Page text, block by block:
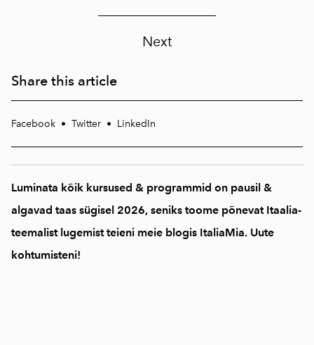
Next
Share this article
Facebook • Twitter • LinkedIn
Luminata kõik kursused & programmid on pausil &
algavad taas sügisel 2026, seniks toome põnevat Itaalia-
teemalist lugemist teieni meie blogis ItaliaMia. Uute
kohtumisteni!